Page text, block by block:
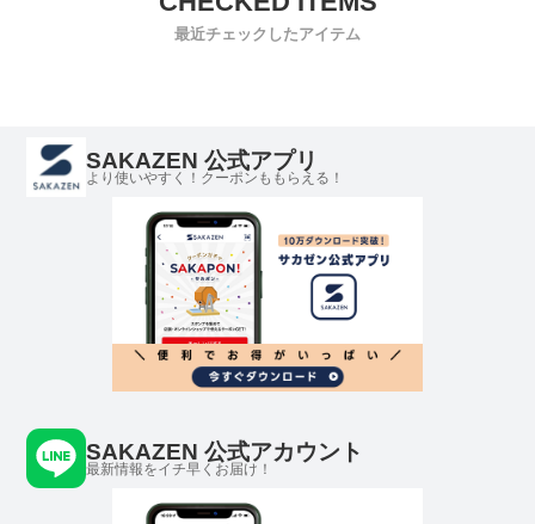
最近チェックしたアイテム
SAKAZEN 公式アプリ
より使いやすく！クーポンももらえる！
SAKAZEN 公式アカウント
最新情報をイチ早くお届け！